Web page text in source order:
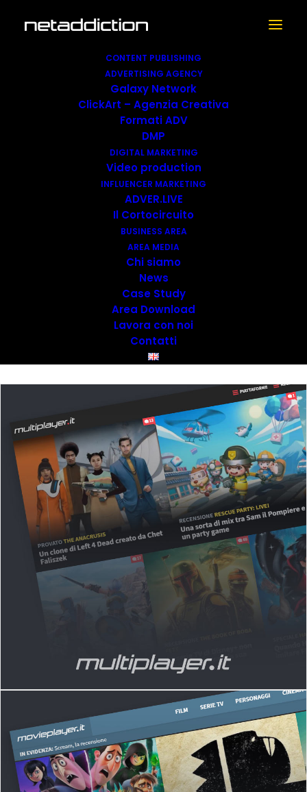
CONTENT PUBLISHING
ADVERTISING AGENCY
Galaxy Network
ClickArt – Agenzia Creativa
Formati ADV
DMP
DIGITAL MARKETING
Video production
INFLUENCER MARKETING
ADVER.LIVE
Il Cortocircuito
BUSINESS AREA
AREA MEDIA
Chi siamo
News
Case Study
Area Download
Lavora con noi
Contatti
è una multimedia company nativa
digitale tra le più importanti in Italia che da più
di 25 anni produce contenuti per il web.
Content publishing,advertising agency
digital & influencer marketing:
campagne creative e raggiungiamo i target di
riferimento, creando un impatto reale per il
brand che persiste nel tempo.
SCOPRI LA NOSTRA OFFERTA MEDIA